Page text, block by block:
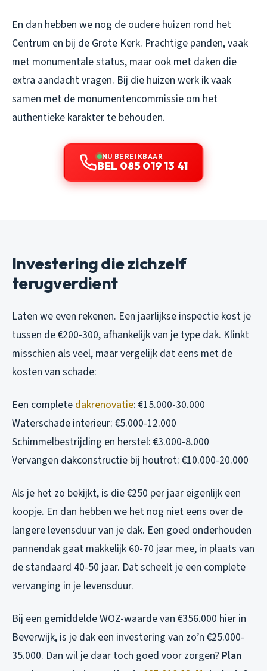
En dan hebben we nog de oudere huizen rond het
Centrum en bij de Grote Kerk. Prachtige panden, vaak
met monumentale status, maar ook met daken die
extra aandacht vragen. Bij die huizen werk ik vaak
samen met de monumentencommissie om het
authentieke karakter te behouden.
NU BEREIKBAAR
BEL 085 019 13 41
Investering die zichzelf
terugverdient
Laten we even rekenen. Een jaarlijkse inspectie kost je
tussen de €200-300, afhankelijk van je type dak. Klinkt
misschien als veel, maar vergelijk dat eens met de
kosten van schade:
Een complete dakrenovatie: €15.000-30.000
Waterschade interieur: €5.000-12.000
Schimmelbestrijding en herstel: €3.000-8.000
Vervangen dakconstructie bij houtrot: €10.000-20.000
Als je het zo bekijkt, is die €250 per jaar eigenlijk een
koopje. En dan hebben we het nog niet eens over de
langere levensduur van je dak. Een goed onderhouden
pannendak gaat makkelijk 60-70 jaar mee, in plaats van
de standaard 40-50 jaar. Dat scheelt je een complete
vervanging in je levensduur.
Bij een gemiddelde WOZ-waarde van €356.000 hier in
Beverwijk, is je dak een investering van zo’n €25.000-
35.000. Dan wil je daar toch goed voor zorgen? Plan